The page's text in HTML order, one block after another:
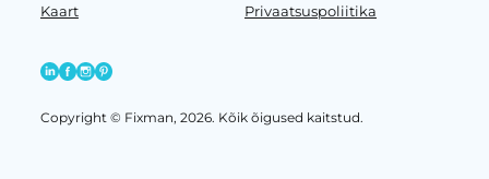
Kaart Privaatsuspoliitika
Copyright © Fixman, 2026. Kõik õigused kaitstud.